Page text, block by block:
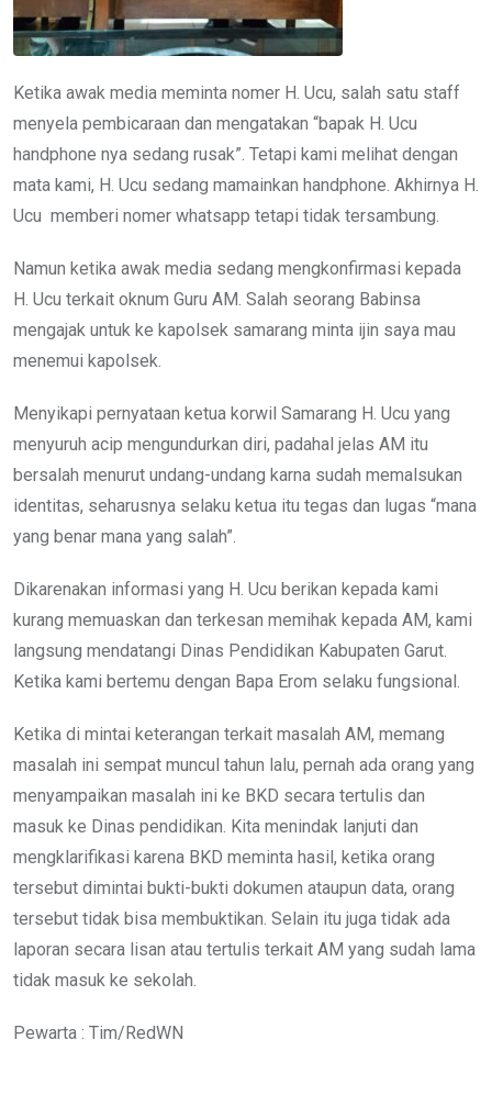
Ketika awak media meminta nomer H. Ucu, salah satu staff
menyela pembicaraan dan mengatakan “bapak H. Ucu
handphone nya sedang rusak”. Tetapi kami melihat dengan
mata kami, H. Ucu sedang mamainkan handphone. Akhirnya H.
Ucu memberi nomer whatsapp tetapi tidak tersambung.
Namun ketika awak media sedang mengkonfirmasi kepada
H. Ucu terkait oknum Guru AM. Salah seorang Babinsa
mengajak untuk ke kapolsek samarang minta ijin saya mau
menemui kapolsek.
Menyikapi pernyataan ketua korwil Samarang H. Ucu yang
menyuruh acip mengundurkan diri, padahal jelas AM itu
bersalah menurut undang-undang karna sudah memalsukan
identitas, seharusnya selaku ketua itu tegas dan lugas “mana
yang benar mana yang salah”.
Dikarenakan informasi yang H. Ucu berikan kepada kami
kurang memuaskan dan terkesan memihak kepada AM, kami
langsung mendatangi Dinas Pendidikan Kabupaten Garut.
Ketika kami bertemu dengan Bapa Erom selaku fungsional.
Ketika di mintai keterangan terkait masalah AM, memang
masalah ini sempat muncul tahun lalu, pernah ada orang yang
menyampaikan masalah ini ke BKD secara tertulis dan
masuk ke Dinas pendidikan. Kita menindak lanjuti dan
mengklarifikasi karena BKD meminta hasil, ketika orang
tersebut dimintai bukti-bukti dokumen ataupun data, orang
tersebut tidak bisa membuktikan. Selain itu juga tidak ada
laporan secara lisan atau tertulis terkait AM yang sudah lama
tidak masuk ke sekolah.
Pewarta : Tim/RedWN